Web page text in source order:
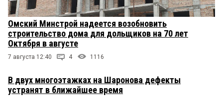
Омский Минстрой надеется возобновить
строительство дома для дольщиков на 70 лет
Октября в августе
7 августа 12:40 4 1116
В двух многоэтажках на Шаронова дефекты
устранят в ближайшее время